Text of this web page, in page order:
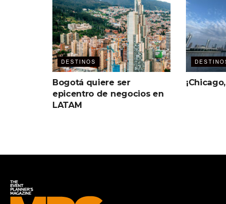
DESTINOS
Bogotá quiere ser
epicentro de negocios en
LATAM